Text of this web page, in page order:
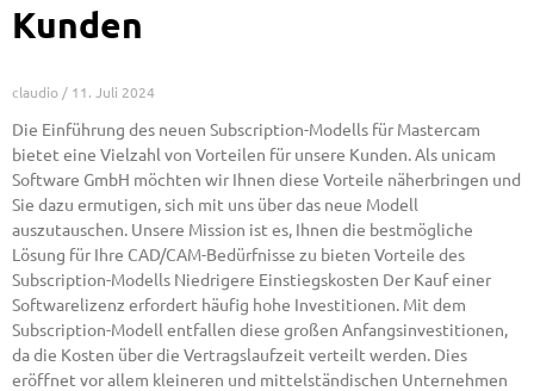
Kunden
claudio 11. Juli 2024
Die Einführung des neuen Subscription-Modells für Mastercam
bietet eine Vielzahl von Vorteilen für unsere Kunden. Als unicam
Software GmbH möchten wir Ihnen diese Vorteile näherbringen und
Sie dazu ermutigen, sich mit uns über das neue Modell
auszutauschen. Unsere Mission ist es, Ihnen die bestmögliche
Lösung für Ihre CAD/CAM-Bedürfnisse zu bieten Vorteile des
Subscription-Modells Niedrigere Einstiegskosten Der Kauf einer
Softwarelizenz erfordert häufig hohe Investitionen. Mit dem
Subscription-Modell entfallen diese großen Anfangsinvestitionen,
da die Kosten über die Vertragslaufzeit verteilt werden. Dies
eröffnet vor allem kleineren und mittelständischen Unternehmen